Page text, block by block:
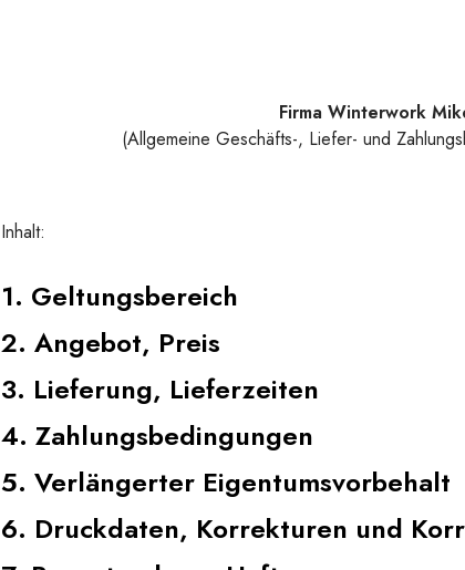
Firma Winterwork
(Allgemeine Geschäfts-, Liefer- und
Inhalt:
1. Geltungsbereich
2. Angebot, Preis
3. Lieferung, Lieferzeiten
4. Zahlungsbedingungen
5. Verlängerter Eigentumsvorbehalt
6. Druckdaten, Korrekturen und